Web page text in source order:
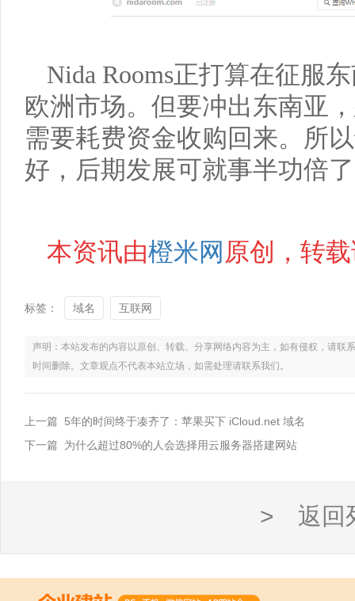
Nida Rooms正打算在征服
欧洲市场。但要冲出东南亚
需要耗费资金收购回来。所
好，后期发展可就事半功倍
本资讯由橙米网 原创，转
标签： 域名 互联网
声明：本站发布的内容以原创、转载、分享网络内容为主，如有侵权，请
时间删除。文章观点不代表本站立场，如需处理请联系我们。
上一篇 5年的时间终于凑齐了：苹果买下 iCloud.net 域名
下一篇 为什么超过80%的人会选择用云服务器搭建网站
> 返回